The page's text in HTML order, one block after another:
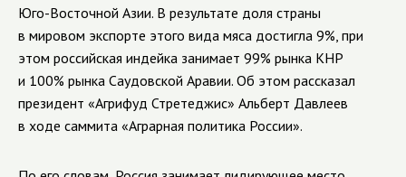
Юго-Восточной Азии. В результате доля страны
в мировом экспорте этого вида мяса достигла 9%, при
этом российская индейка занимает 99% рынка КНР
и 100% рынка Саудовской Аравии. Об этом рассказал
президент «Агрифуд Стретеджис» Альберт Давлеев
в ходе саммита «Аграрная политика России».